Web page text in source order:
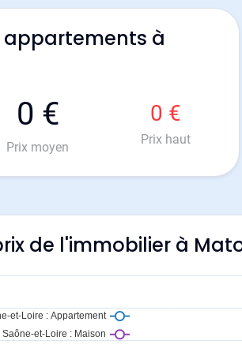
appartements à
0 €
Prix moyen
0 €
Prix haut
de l'immobilier à